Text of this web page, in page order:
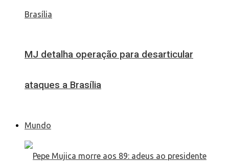
MJ detalha operação para desarticular
ataques a Brasília
Mundo